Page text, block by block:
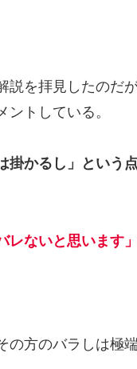
を拝見したのだが
ントしている。
掛かるし」という
レないと思います
の方のバラしは極